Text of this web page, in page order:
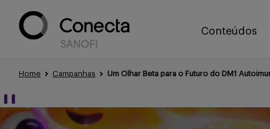
Conteúdos
Home Campanhas Um Olhar Beta para o Futuro do DM1
❚❚